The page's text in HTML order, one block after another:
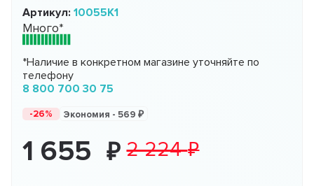
Артикул:10055K1
Много*
*Наличие в конкретном магазине уточняйте по
телефону
8 800 700 30 75
-26% Экономия - 569
1 655 2 224